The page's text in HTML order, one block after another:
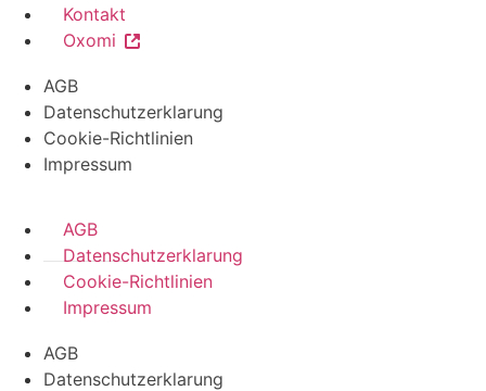
Kontakt
Oxomi
AGB
Datenschutzerklarung
Cookie-Richtlinien
Impressum
AGB
Datenschutzerklarung
Cookie-Richtlinien
Impressum
AGB
Datenschutzerklarung